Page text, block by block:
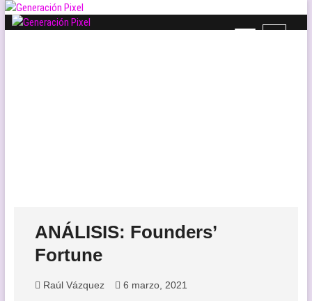
Saltar
B
ANÁLISIS: Founders’
Fortune
Raúl Vázquez 6 marzo, 2021